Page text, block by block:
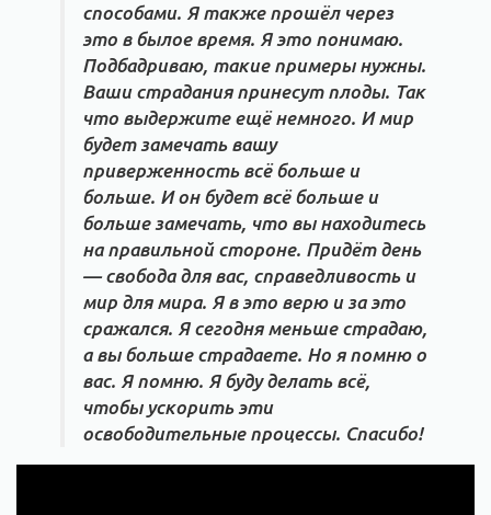
способами. Я также прошёл через
это в былое время. Я это понимаю.
Подбадриваю, такие примеры нужны.
Ваши страдания принесут плоды. Так
что выдержите ещё немного. И мир
будет замечать вашу
приверженность всё больше и
больше. И он будет всё больше и
больше замечать, что вы находитесь
на правильной стороне. Придёт день
— свобода для вас, справедливость и
мир для мира. Я в это верю и за это
сражался. Я сегодня меньше страдаю,
а вы больше страдаете. Но я помню о
вас. Я помню. Я буду делать всё,
чтобы ускорить эти
освободительные процессы. Спасибо!